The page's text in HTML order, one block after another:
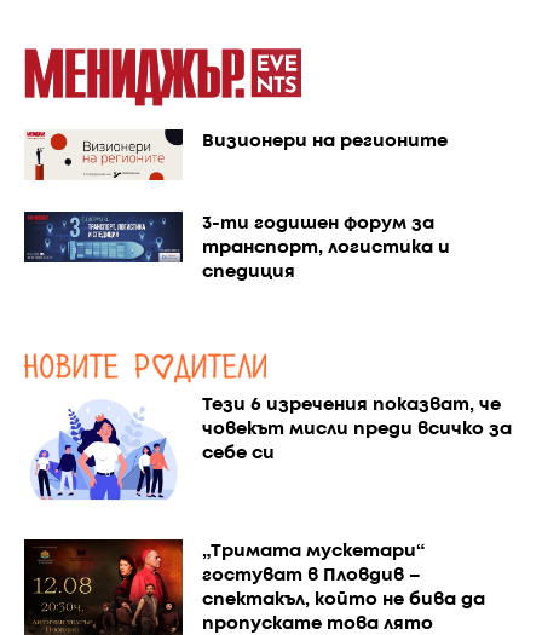
Визионери на регионите
3-ти годишен форум за
транспорт, логистика и
спедиция
Тези 6 изречения показват, че
човекът мисли преди всичко за
себе си
„Тримата мускетари“
гостуват в Пловдив –
спектакъл, който не бива да
пропускате това лято